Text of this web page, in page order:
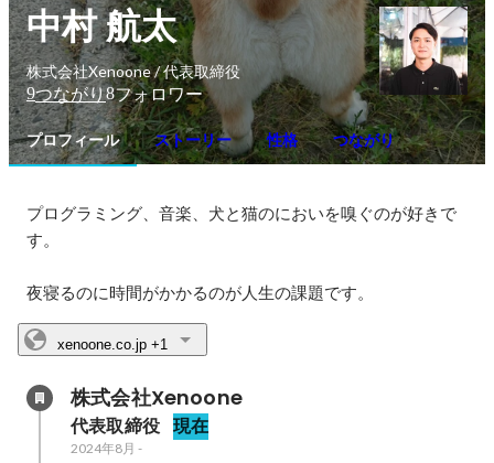
中村 航太
株式会社Xenoone / 代表取締役
9つながり8フォロワー
プロフィール ストーリー 性格 つながり
プログラミング、音楽、犬と猫のにおいを嗅ぐのが好きで
す。
夜寝るのに時間がかかるのが人生の課題です。
xenoone.co.jp +1
株式会社Xenoone
代表取締役 現在
2024年8月 -